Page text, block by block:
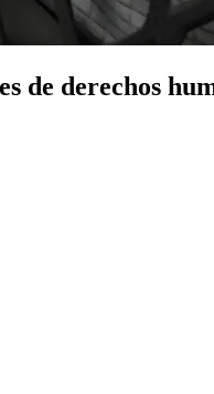
de derechos